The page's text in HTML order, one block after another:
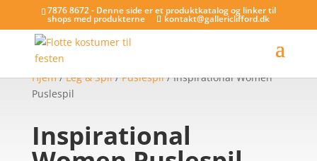
7876 8672 - Denne side er et produktkatalog og linker til
shops med produkterne kontakt@gallericlifford.dk
Hjem/Leg & Spil/Puslespil/ Inspirational Women
Puslespil
Inspirational